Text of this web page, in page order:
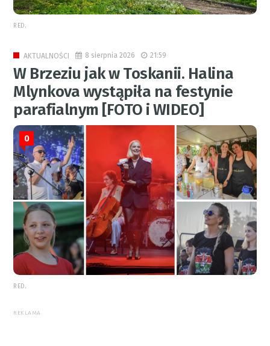
RED.
AKTUALNOŚCI 8 sierpnia 2026 21:59
W Brzeziu jak w Toskanii. Halina
Mlynkova wystąpiła na festynie
parafialnym [FOTO i WIDEO]
0
RED.
REKLAMA